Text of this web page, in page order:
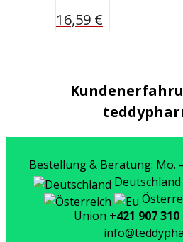
16,59 €
Bestellung & Beratung: Mo.
Deutschland
Union +421 907 310